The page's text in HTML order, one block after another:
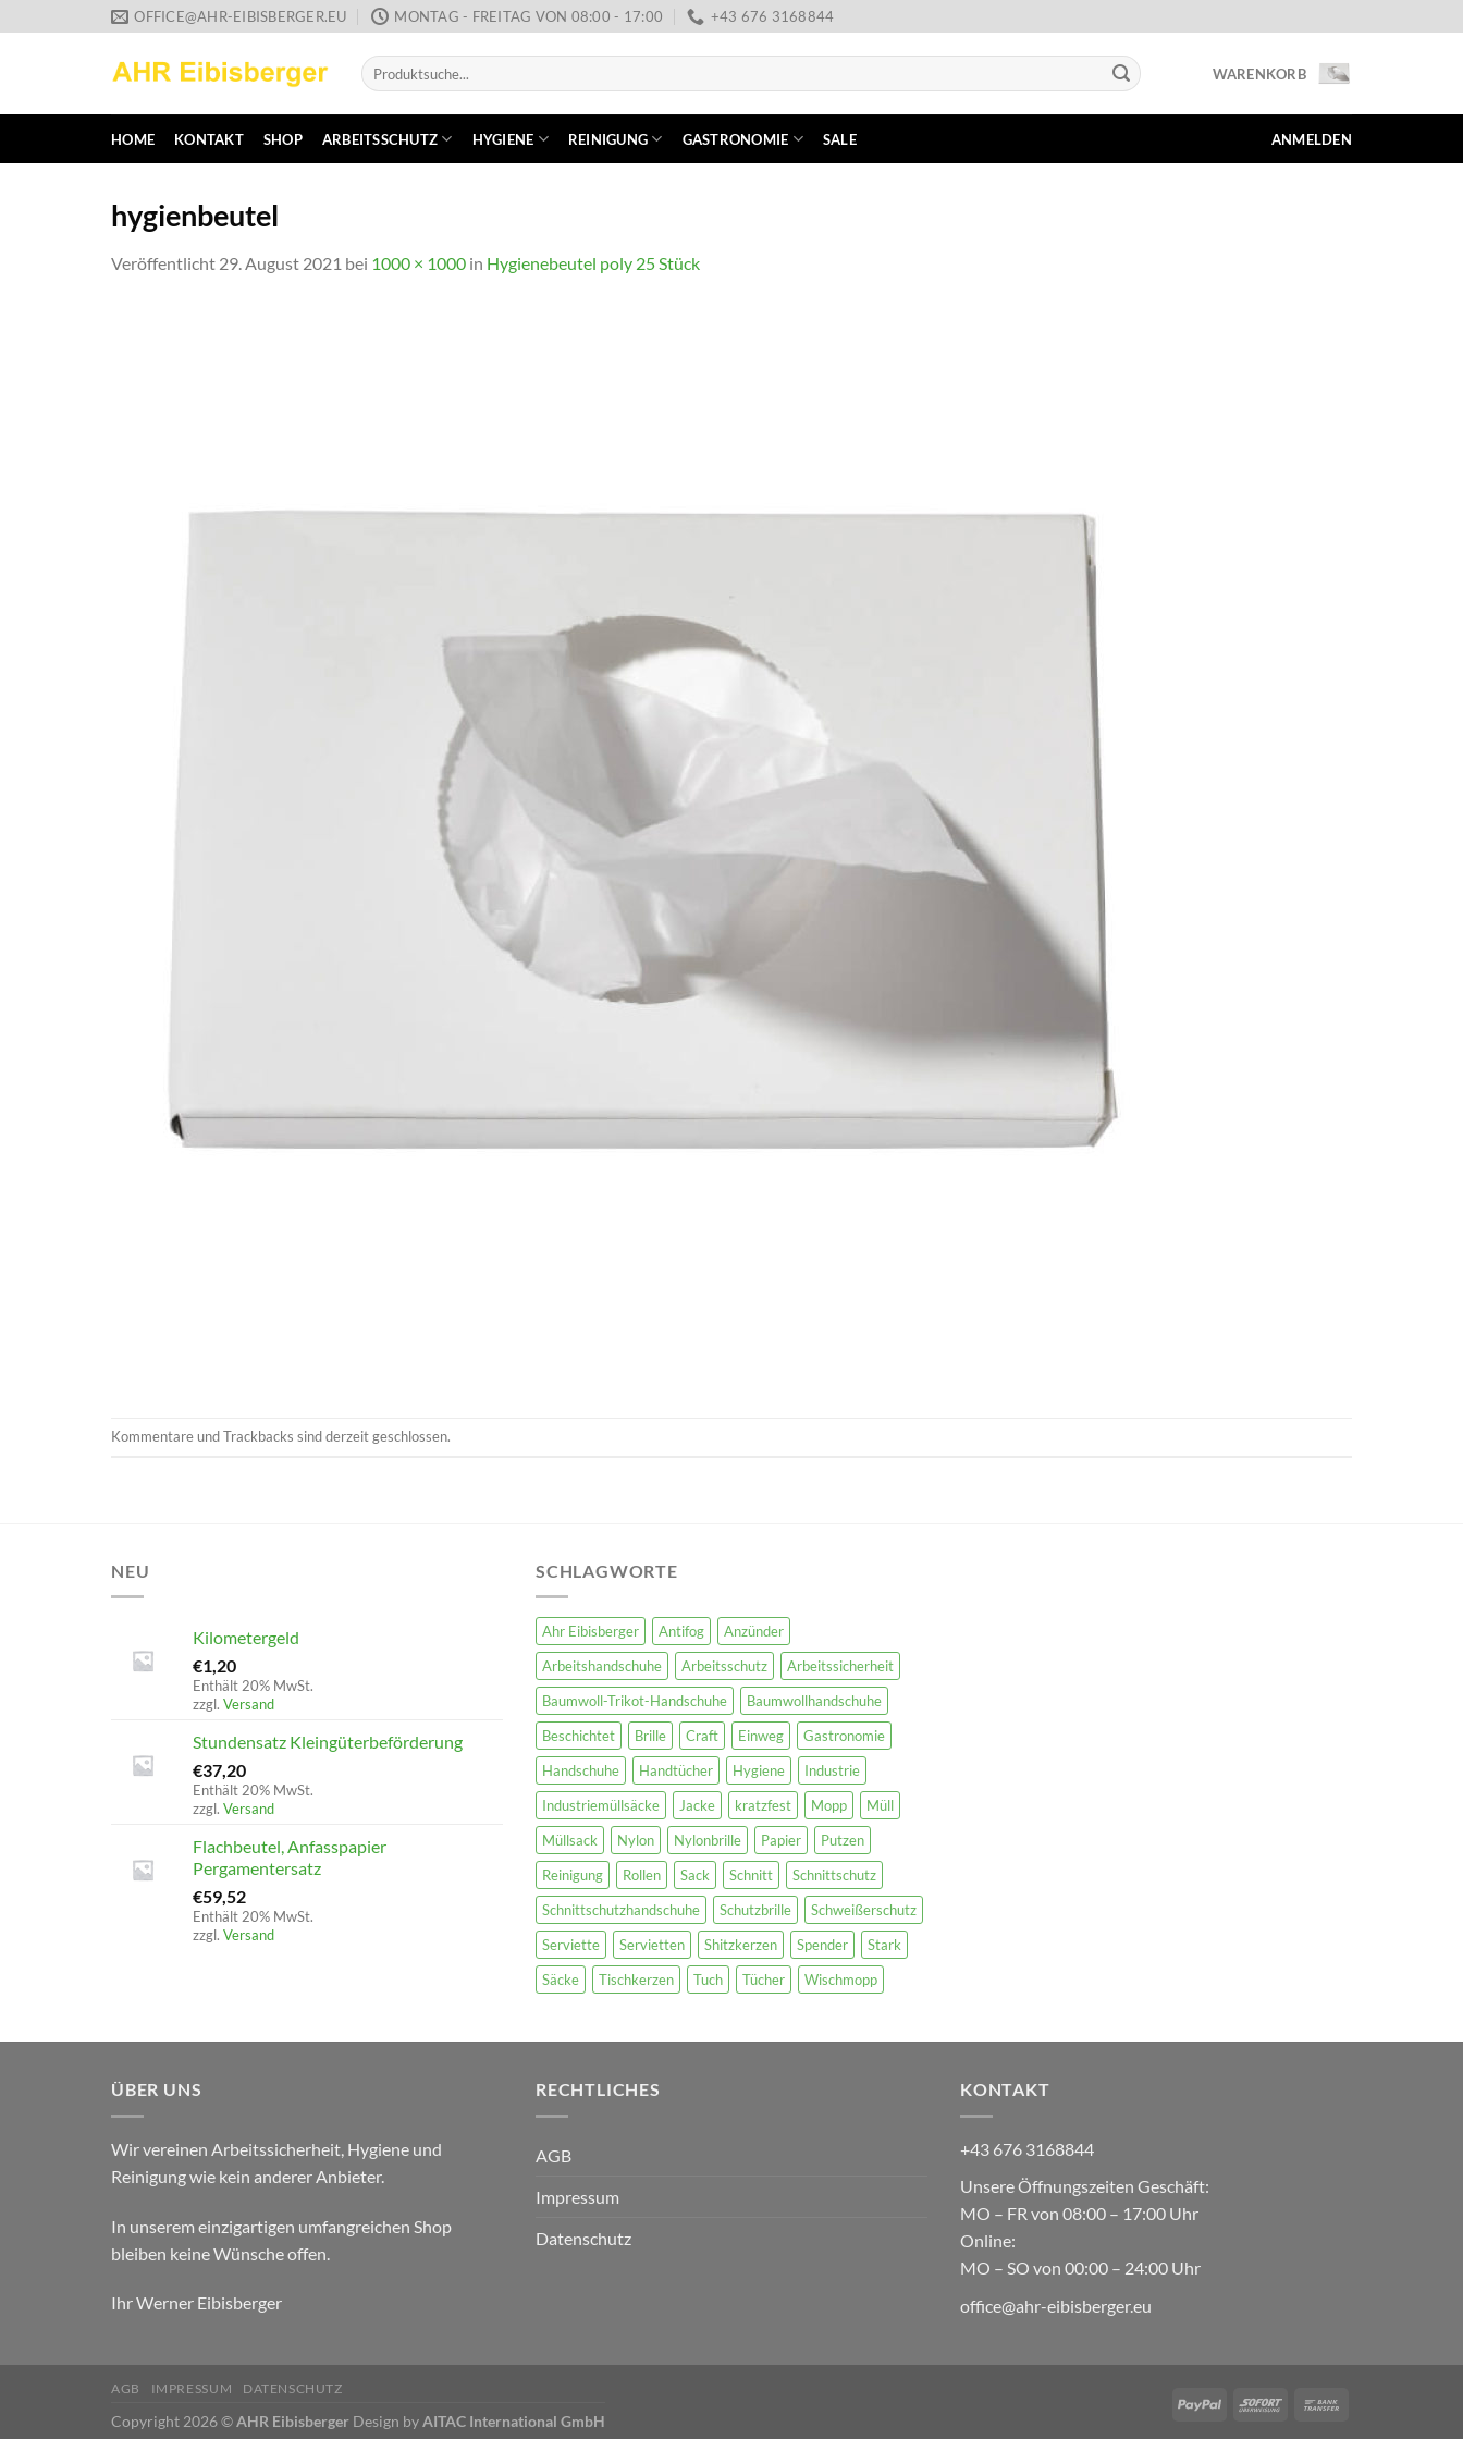
Inhalt
OFFICE@AHR-EIBISBERGER.EU MONTAG - FREITAG VON 08:00 - 17:00 +43 676 3168844
Suche
nach:
WARENKORB
HOME KONTAKT SHOP ARBEITSSCHUTZ HYGIENE REINIGUNG GASTRONOMIE SALE ANMELDEN
hygienbeutel
Veröffentlicht 29. August 2021 bei 1000 × 1000 in Hygienebeutel poly 25 Stück
Kommentare und Trackbacks sind derzeit geschlossen.
NEU
Kilometergeld
€1,20
Enthält 20% MwSt.
zzgl. Versand
Stundensatz Kleingüterbeförderung
€37,20
Enthält 20% MwSt.
zzgl. Versand
Flachbeutel, Anfasspapier
Pergamentersatz
€59,52
Enthält 20% MwSt.
zzgl. Versand
SCHLAGWORTE
Ahr Eibisberger Antifog
Anzünder
Arbeitshandschuhe
Arbeitsschutz
Arbeitssicherheit
Baumwoll-Trikot-Handschuhe
Baumwollhandschuhe
Beschichtet
Brille Craft Einweg
Gastronomie
Handschuhe
Handtücher Hygiene
Industrie
Industriemüllsäcke
Jacke kratzfest Mopp
Müll
Müllsack
Nylon Nylonbrille Papier
Putzen
Reinigung
Rollen Sack Schnitt
Schnittschutz
Schnittschutzhandschuhe
Schutzbrille
Schweißerschutz
Serviette
Servietten Shitzkerzen Spender
Stark
Säcke
Tischkerzen Tuch Tücher Wischmopp
ÜBER UNS
Wir vereinen Arbeitssicherheit, Hygiene und
Reinigung wie kein anderer Anbieter.
In unserem einzigartigen umfangreichen Shop
bleiben keine Wünsche offen.
Ihr Werner Eibisberger
RECHTLICHES
AGB
Impressum
Datenschutz
KONTAKT
+43 676 3168844
Unsere Öffnungszeiten Geschäft:
MO – FR von 08:00 – 17:00 Uhr
Online:
MO – SO von 00:00 – 24:00 Uhr
office@ahr-eibisberger.eu
AGB IMPRESSUM DATENSCHUTZ
Copyright 2026 ©AHR Eibisberger Design byAITAC International GmbH